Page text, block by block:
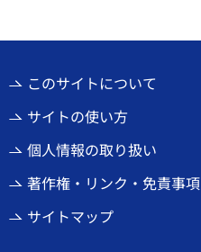
このサイトについて
サイトの使い方
個人情報の取り扱い
著作権・リンク・免責事項
サイトマップ